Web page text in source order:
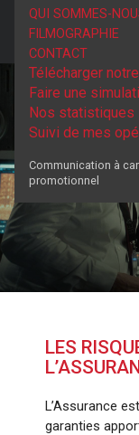
Télécharger
Faire une
Nos statistiques
Suivi de mes
Communication à
promotionnel
QUI SOMMES-
FILMOGRAPHIE
CONTACT
LES
L’Assurance
garanties